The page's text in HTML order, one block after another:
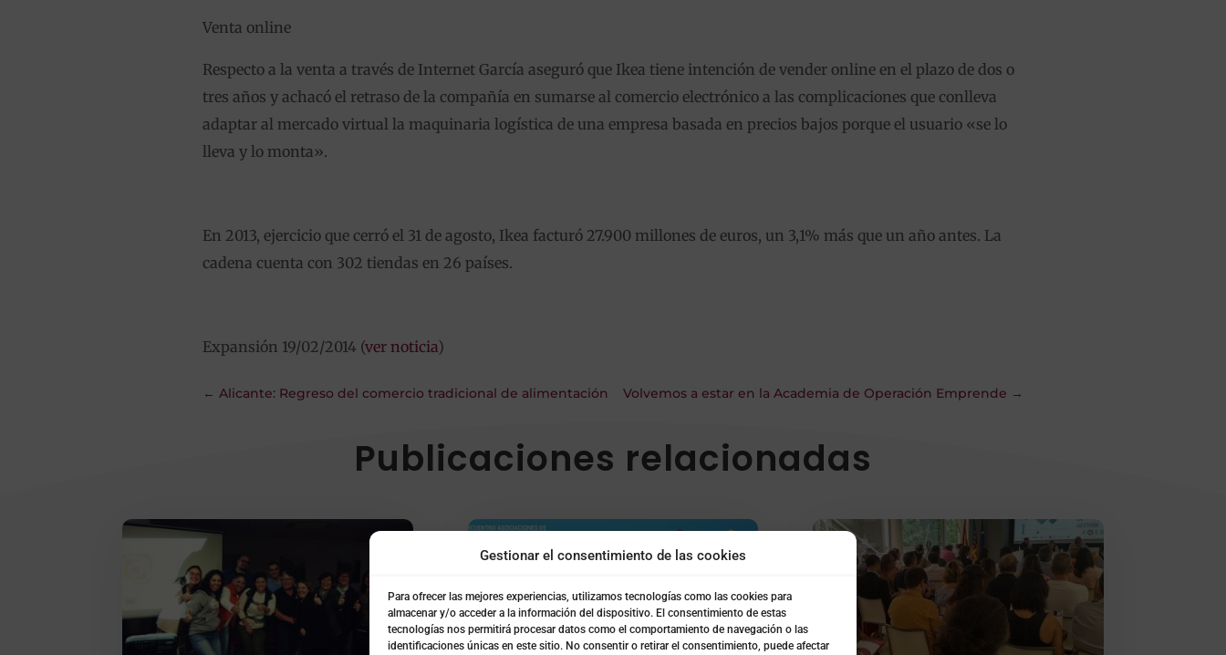
Gestionar el consentimiento de las cookies
Para ofrecer las mejores experiencias, utilizamos tecnologías como las cookies para
almacenar y/o acceder a la información del dispositivo. El consentimiento de estas
tecnologías nos permitirá procesar datos como el comportamiento de navegación o las
identificaciones únicas en este sitio. No consentir o retirar el consentimiento, puede afectar
Venta online
Respecto a la venta a través de Internet García aseguró que Ikea tiene intención de vender online en el plazo de dos o
tres años y achacó el retraso de la compañía en sumarse al comercio electrónico a las complicaciones que conlleva
adaptar al mercado virtual la maquinaria logística de una empresa basada en precios bajos porque el usuario «se lo
lleva y lo monta».
En 2013, ejercicio que cerró el 31 de agosto, Ikea facturó 27.900 millones de euros, un 3,1% más que un año antes. La
cadena cuenta con 302 tiendas en 26 países.
Expansión 19/02/2014 (ver noticia)
← Alicante: Regreso del comercio tradicional de alimentación Volvemos a estar en la Academia de Operación Emprende →
Publicaciones relacionadas